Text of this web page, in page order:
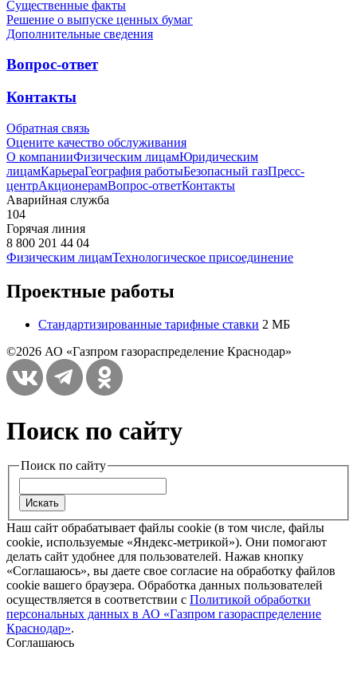
Существенные факты
Решение о выпуске ценных бумаг
Дополнительные сведения
Вопрос-ответ
Контакты
Обратная связь
Оцените качество обслуживания
О компанииФизическим лицамЮридическим
лицамКарьераГеография работыБезопасный газПресс-
центрАкционерамВопрос-ответКонтакты
Аварийная служба
104
Горячая линия
8 800 201 44 04
Физическим лицамТехнологическое присоединение
Проектные работы
Стандартизированные тарифные ставки 2 МБ
©2026 АО «Газпром газораспределение Краснодар»
Поиск по сайту
Поиск по сайту
Наш сайт обрабатывает файлы cookie (в том числе, файлы
cookie, используемые «Яндекс-метрикой»). Они помогают
делать сайт удобнее для пользователей. Нажав кнопку
«Соглашаюсь», вы даете свое согласие на обработку файлов
cookie вашего браузера. Обработка данных пользователей
осуществляется в соответствии с Политикой обработки
персональных данных в АО «Газпром газораспределение
Краснодар».
Соглашаюсь